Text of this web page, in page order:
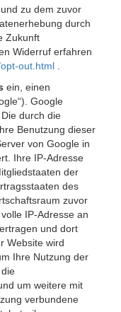
zu dem zuvor
durch
Zukunft
Widerruf erfahren
out.html
ein, einen
Google
durch die
Benutzung dieser
von Google in
Ihre IP-Adresse
der
des
zuvor
IP-Adresse an
und dort
Website wird
Ihre Nutzung der
um weitere mit
verbundene